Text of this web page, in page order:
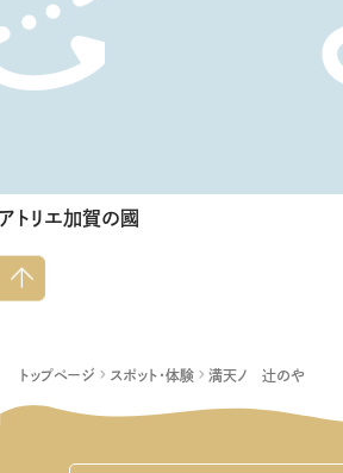
トップページ スポット・体験 満天ノ 辻のや
トリエ加賀の國
ペー
ジト
ップ